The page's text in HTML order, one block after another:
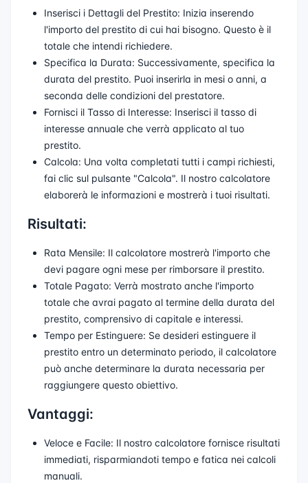
Inserisci i Dettagli del Prestito: Inizia inserendo
l'importo del prestito di cui hai bisogno. Questo è il
totale che intendi richiedere.
Specifica la Durata: Successivamente, specifica la
durata del prestito. Puoi inserirla in mesi o anni, a
seconda delle condizioni del prestatore.
Fornisci il Tasso di Interesse: Inserisci il tasso di
interesse annuale che verrà applicato al tuo
prestito.
Calcola: Una volta completati tutti i campi richiesti,
fai clic sul pulsante "Calcola". Il nostro calcolatore
elaborerà le informazioni e mostrerà i tuoi risultati.
Risultati:
Rata Mensile: Il calcolatore mostrerà l'importo che
devi pagare ogni mese per rimborsare il prestito.
Totale Pagato: Verrà mostrato anche l'importo
totale che avrai pagato al termine della durata del
prestito, comprensivo di capitale e interessi.
Tempo per Estinguere: Se desideri estinguere il
prestito entro un determinato periodo, il calcolatore
può anche determinare la durata necessaria per
raggiungere questo obiettivo.
Vantaggi:
Veloce e Facile: Il nostro calcolatore fornisce risultati
immediati, risparmiandoti tempo e fatica nei calcoli
manuali.